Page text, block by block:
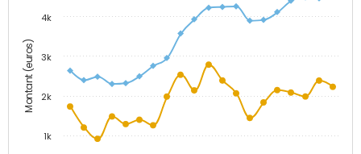
Montant (euros)
1k
2k
3k
4k